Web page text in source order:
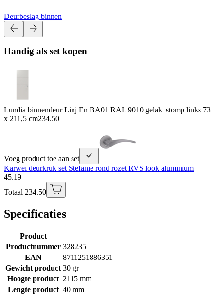
Deurbeslag binnen
Handig als set kopen
Lundia binnendeur Linj En BA01 RAL 9010 gelakt stomp links 73
x 211,5 cm234.50
Voeg product toe aan set
Karwei deurkruk set Stefanie rond rozet RVS look aluminium+
45.19
Totaal 234.50
Specificaties
Product
Productnummer 328235
EAN
8711251886351
Gewicht product 30 gr
Hoogte product 2115 mm
Lengte product 40 mm